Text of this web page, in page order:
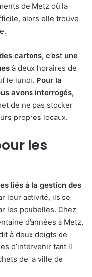
de Metz où la
alors elle trouve
cartons, c’est une
à deux horaires de
le lundi. Pour la
avons interrogés,
de ne pas stocker
propres locaux.
les
liés à la gestion des
leur activité, ils se
les poubelles. Chez
d’années à Metz,
à deux doigts de
d’intervenir tant il
de la ville de